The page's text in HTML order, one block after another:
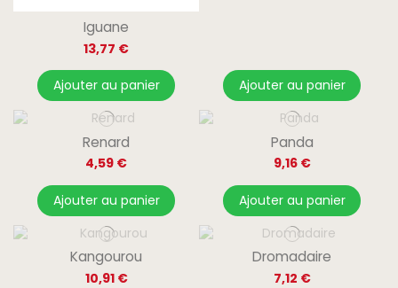
Iguane
13,77 €
Ajouter au panier Ajouter au panier
Renard
4,59 €
Ajouter au panier
Panda
9,16 €
Ajouter au panier
Kangourou
10,91 €
Dromadaire
7,12 €